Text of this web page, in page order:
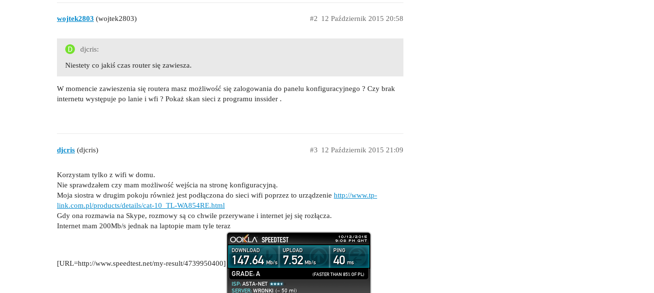
wojtek2803 (wojtek2803) 12 Październik 2015 20:58
#2
djcris:
Niestety co jakiś czas router się zawiesza.
W momencie zawieszenia się routera masz możliwość się zalogowania do panelu konfiguracyjnego ? Czy brak
internetu występuje po lanie i wfi ? Pokaż skan sieci z programu inssider .
djcris (djcris) 12 Październik 2015 21:09
#3
Korzystam tylko z wifi w domu.
Nie sprawdzałem czy mam możliwość wejścia na stronę konfiguracyjną.
Moja siostra w drugim pokoju również jest podłączona do sieci wifi poprzez to urządzenie http://www.tp-
link.com.pl/products/details/cat-10_TL-WA854RE.html
Gdy ona rozmawia na Skype, rozmowy są co chwile przerywane i internet jej się rozłącza.
Internet mam 200Mb/s jednak na laptopie mam tyle teraz
[URL=http://www.speedtest.net/my-result/4739950400]